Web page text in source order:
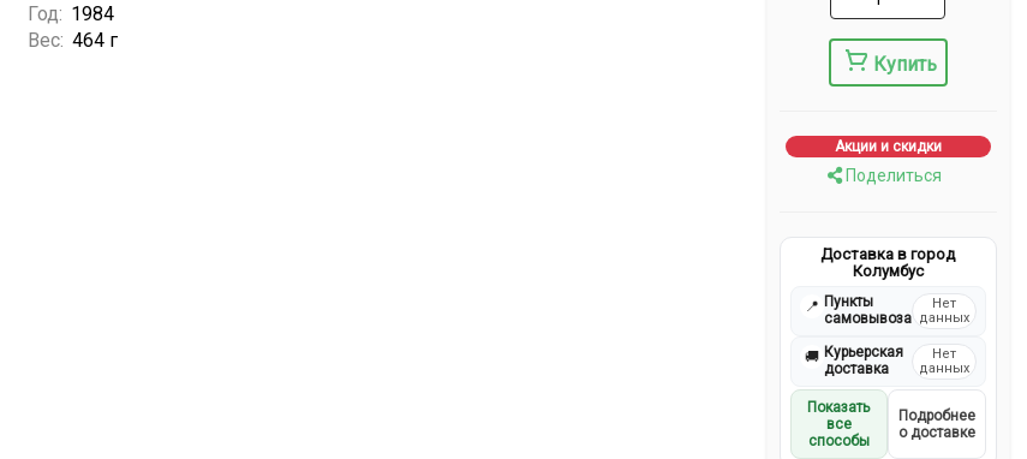
Купить
Акции и скидки
Поделиться
Доставка в город
Колумбус
📍 Пункты
самовывоза
Нет
данных
🚚 Курьерская
доставка
Нет
данных
Показать
все
способы
Подробнее
о доставке
Год: 1984
Вес: 464 г